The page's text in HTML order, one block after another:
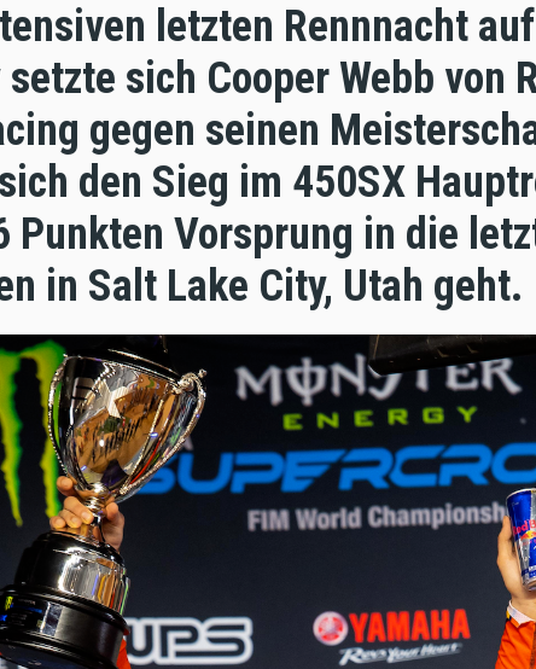
letzten Rennnacht
sich Cooper Webb von
gegen seinen
den Sieg im 450SX
Punkten Vorsprung in die
in Salt Lake City, Utah geht.